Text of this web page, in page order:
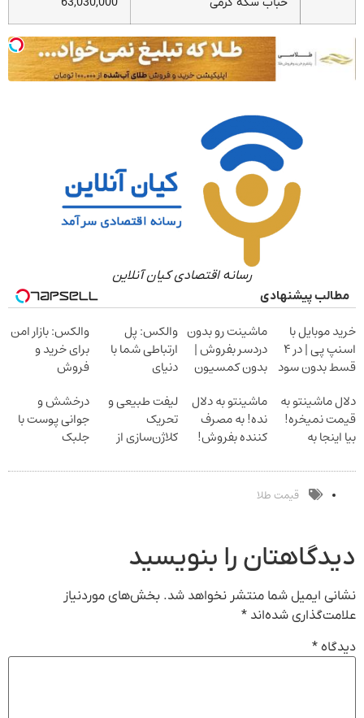
رسانه اقتصادی کیان آنلاین
مطالب پیشنهادی
خرید موبایل با
اسنپ پی | در ۴
قسط بدون سود
ماشینت رو بدون
دردسر بفروش |
بدون کمسیون
والکس: پل
ارتباطی شما با
دنیای
دیجیتال
والکس: بازار امن
برای خرید و
فروش
دیجیتال
دلال ماشینتو به
قیمت نمیخره!
بیا اینجا به
بفروش*فقط
خریدار واقعی*
ماشینتو به دلال
نده! به مصرف
کننده بفروش!
یک تماس
لیفت طبیعی و
تحریک
کلاژن‌سازی از
24ماه ماندگاری
درخشش و
جوانی پوست با
جلبک
خرید محصول با
قیمت طلا
دیدگاهتان را بنویسید
نشانی ایمیل شما منتشر نخواهد شد. بخش‌های موردنیاز
علامت‌گذاری شده‌اند *
دیدگاه *